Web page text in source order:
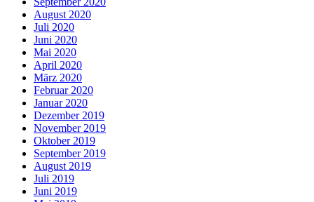
August 2020
Juli 2020
Juni 2020
Mai 2020
April 2020
März 2020
Februar 2020
Januar 2020
Dezember 2019
November 2019
Oktober 2019
September 2019
August 2019
Juli 2019
Juni 2019